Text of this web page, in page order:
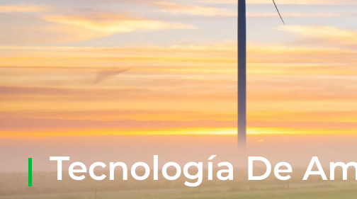
Tecnología De